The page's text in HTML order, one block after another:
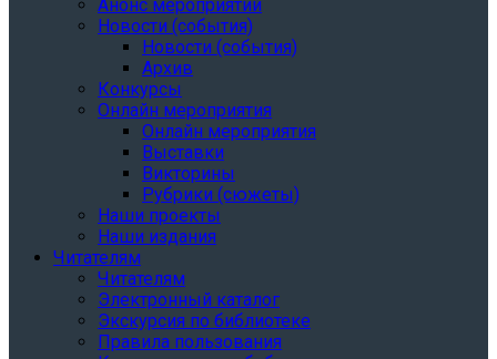
Анонс мероприятий
Новости (события)
Новости (события)
Архив
Конкурсы
Онлайн мероприятия
Онлайн мероприятия
Выставки
Викторины
Рубрики (сюжеты)
Наши проекты
Наши издания
Читателям
Читателям
Электронный каталог
Экскурсия по библиотеке
Правила пользования